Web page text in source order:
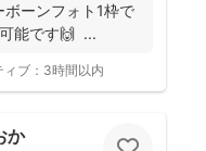
ーンフォト1枠で
能です🙌 ...
ブ： 3時間以内
か